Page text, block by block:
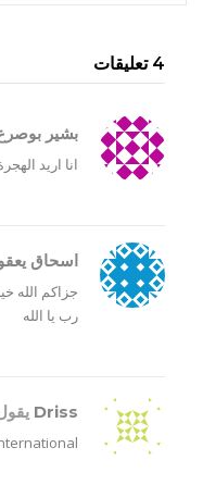
4 تعليقات
بشير
انا اريد الهجرة
اسحاق
جزاكم الله
رب يا الله
Driss